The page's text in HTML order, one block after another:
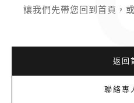
讓我們先帶您回到首頁，
返回
聯絡專